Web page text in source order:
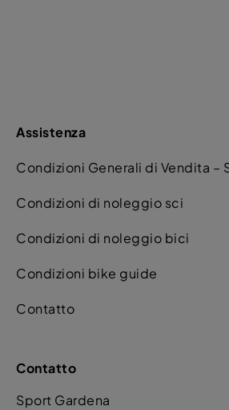
Assistenza
Condizioni Generali di Vendita –
Condizioni di noleggio sci
Condizioni di noleggio bici
Condizioni bike guide
Contatto
Contatto
Sport Gardena